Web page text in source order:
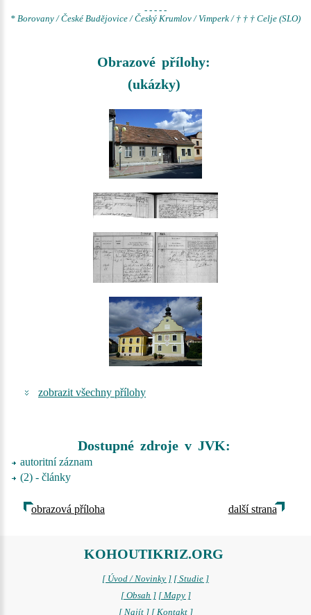
- - - - -
* Borovany / České Budějovice / Český Krumlov / Vimperk / † † † Celje (SLO)
Obrazové přílohy:
(ukázky)
zobrazit všechny přílohy
Dostupné zdroje v JVK:
autoritní záznam
(2) - články
obrazová příloha další strana
KOHOUTIKRIZ.ORG
[ Úvod / Novinky ] [ Studie ]
[ Obsah ] [ Mapy ]
[ Najít ] [ Kontakt ]